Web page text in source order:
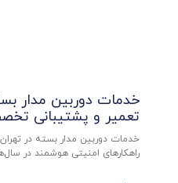
خدمات دوربین مدار
تعمیر و پشتیبانی
خدمات دوربین مدار بسته در
راهکارهای امنیتی هوشمند در